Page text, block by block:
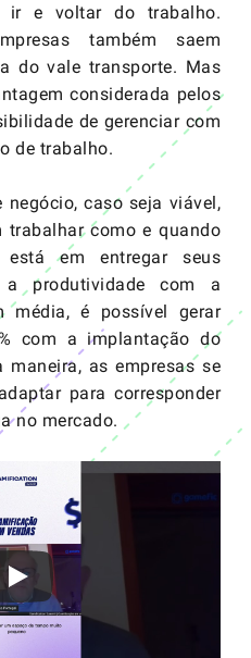
ir e voltar do trabalho.
também saem
do vale transporte. Mas
considerada pelos
de gerenciar com
de trabalho.
negócio, caso seja viável,
trabalhar como e quando
está em entregar seus
a produtividade com a
média, é possível gerar
com a implantação do
maneira, as empresas se
para corresponder
no mercado.